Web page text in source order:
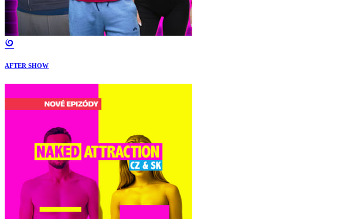
AFTER SHOW